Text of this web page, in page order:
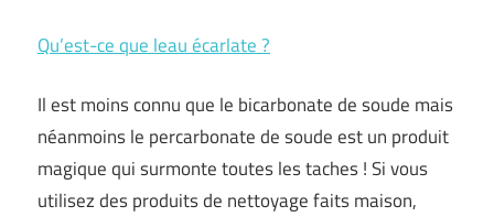
Qu’est-ce que leau écarlate ?
Il est moins connu que le bicarbonate de soude mais
néanmoins le percarbonate de soude est un produit
magique qui surmonte toutes les taches ! Si vous
utilisez des produits de nettoyage faits maison,